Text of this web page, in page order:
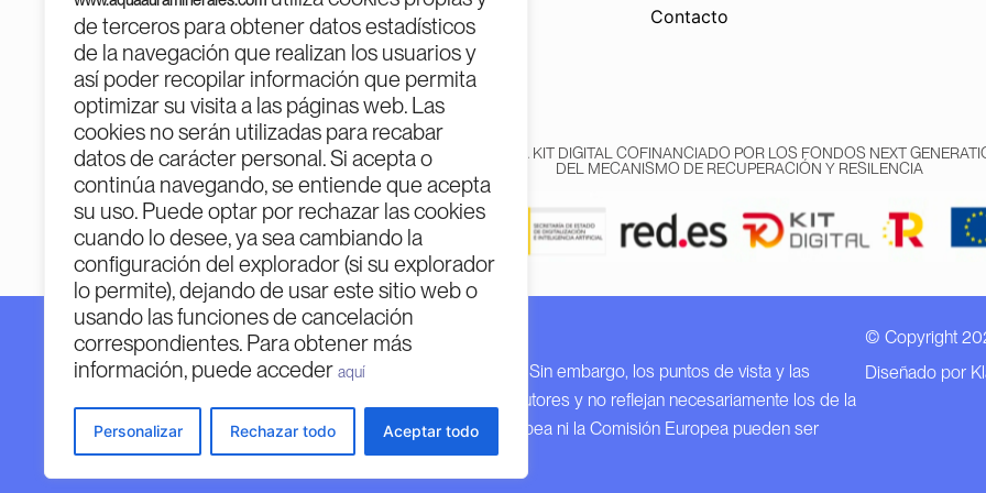
de terceros para obtener datos estadísticos
de la navegación que realizan los usuarios y
así poder recopilar información que permita
optimizar su visita a las páginas web. Las
cookies no serán utilizadas para recabar
datos de carácter personal. Si acepta o
continúa navegando, se entiende que acepta
su uso. Puede optar por rechazar las cookies
cuando lo desee, ya sea cambiando la
configuración del explorador (si su explorador
lo permite), dejando de usar este sitio web o
usando las funciones de cancelación
correspondientes. Para obtener más
información, puede acceder aquí
Personalizar Rechazar todo Aceptar todo
Contacto
PROGRAMA KIT DIGITAL COFINANCIADO POR LOS FONDOS NEXT
DEL MECANISMO DE RECUPERACIÓN Y RESILENCIA
Financiado por la Unión Europea – Next Generation EU.
Financiado por la Unión Europea – Next Generation EU. Sin embargo, los puntos de vista y las
opiniones expresadas son únicamente los del autor o autores y no reflejan necesariamente los de la
Unión Europea o la Comisión Europea. Ni la Unión Europea ni la Comisión Europea pueden ser
considerables de las mismas.
© Copyright
Diseñado por